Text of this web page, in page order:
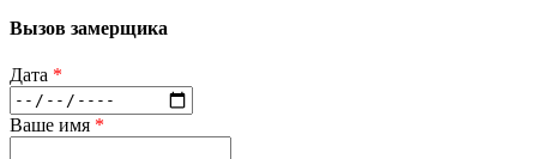
Вызов замерщика
Дата *
Ваше имя *